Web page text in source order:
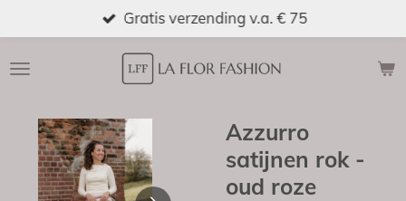
direct
naar
Gratis verzending v.a. € 75
Azzurro
satijnen rok -
oud roze